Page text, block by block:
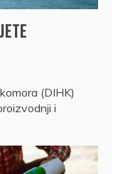
(DIHK)
i